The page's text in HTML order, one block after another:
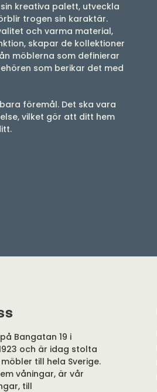
kreativa palett, utveckla
trogen sin karaktär.
och varma material,
skapar de kollektioner
möblerna som definierar
som berikar det med
föremål. Det ska vara
vilket gör att ditt hem
Bangatan 19 i
och är idag stolta
till hela Sverige.
våningar, är vår
till